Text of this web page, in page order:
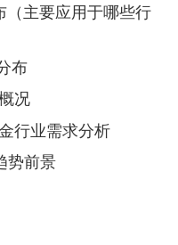
（主要应用于哪些行
布
况
行业需求分析
势前景